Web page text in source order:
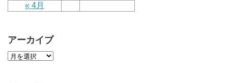
« 4月
アーカイブ